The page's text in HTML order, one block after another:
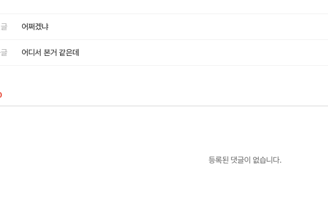
어쩌겠냐
어디서 본거 같은데
등록된 댓글이 없습니다.